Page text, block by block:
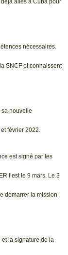
nécessaires.
SNCF et connaissent
sa nouvelle
février 2022.
est signé par les
l’est le 9 mars. Le 3
démarrer la mission
et la signature de la